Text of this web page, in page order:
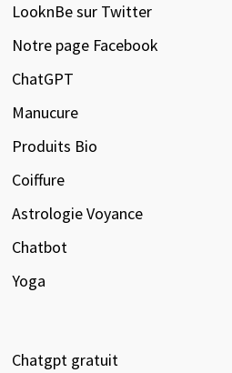
LooknBe sur Twitter
Notre page Facebook
ChatGPT
Manucure
Produits Bio
Coiffure
Astrologie Voyance
Chatbot
Yoga
Chatgpt gratuit